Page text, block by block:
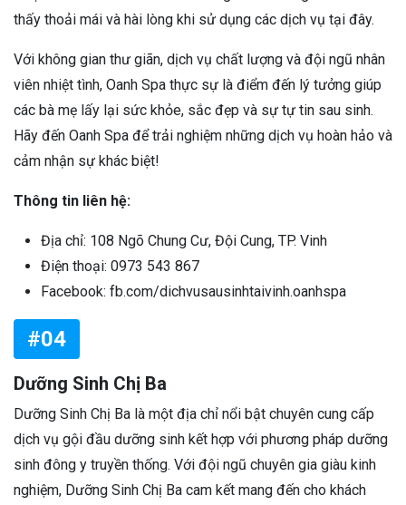
thấy thoải mái và hài lòng khi sử dụng các dịch vụ tại đây.
Với không gian thư giãn, dịch vụ chất lượng và đội ngũ nhân
viên nhiệt tình, Oanh Spa thực sự là điểm đến lý tưởng giúp
các bà mẹ lấy lại sức khỏe, sắc đẹp và sự tự tin sau sinh.
Hãy đến Oanh Spa để trải nghiệm những dịch vụ hoàn hảo và
cảm nhận sự khác biệt!
Thông tin liên hệ:
Địa chỉ: 108 Ngõ Chung Cư, Đội Cung, TP. Vinh
Điện thoại: 0973 543 867
Facebook: fb.com/dichvusausinhtaivinh.oanhspa
#04
Dưỡng Sinh Chị Ba
Dưỡng Sinh Chị Ba là một địa chỉ nổi bật chuyên cung cấp
dịch vụ gội đầu dưỡng sinh kết hợp với phương pháp dưỡng
sinh đông y truyền thống. Với đội ngũ chuyên gia giàu kinh
nghiệm, Dưỡng Sinh Chị Ba cam kết mang đến cho khách